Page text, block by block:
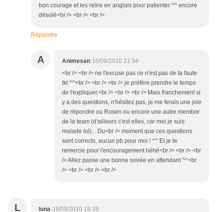
bon courage et les relire en anglais pour patienter ^^ encore
désolé<br /> <br /> <br />
Répondre
A Animesan 16/09/2010 21:34
<br /> <br /> ne t'excuse pas ce n'est pas de ta faute
tkt ^^<br /> <br /> <br /> je préfère prendre le temps
de t'expliquer.<br /> <br /> <br /> Mais franchement si
y a des questions, n'hésitez pas, je me ferais une joie
de répondre ou Rosen ou encore une autre membre
de la team (d'ailleurs c'est elles, car moi je suis
malade lol)... Du<br /> moment que ces questions
sont corrects, aucun pb pour moi ! ^^ Et je te
remercie pour l'encouragement héhé<br /> <br /> <br
/> Allez passe une bonne soirée en attendant ^^<br
/> <br /> <br /> <br />
L luna 16/09/2010 18:39